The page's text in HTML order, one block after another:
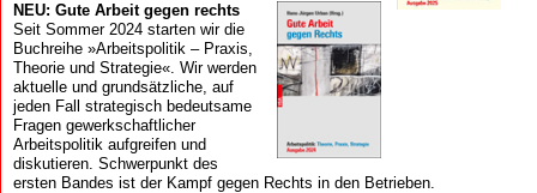
NEU: Gute Arbeit gegen rechts
Seit Sommer 2024 starten wir die
Buchreihe »Arbeitspolitik – Praxis,
Theorie und Strategie«. Wir werden
aktuelle und grundsätzliche, auf
jeden Fall strategisch bedeutsame
Fragen gewerkschaftlicher
Arbeitspolitik aufgreifen und
diskutieren. Schwerpunkt des
ersten Bandes ist der Kampf gegen Rechts in den Betrieben.